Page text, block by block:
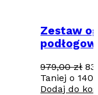
Zestaw
TVT30 CS
979,00zł
Taniej o
Dodaj do